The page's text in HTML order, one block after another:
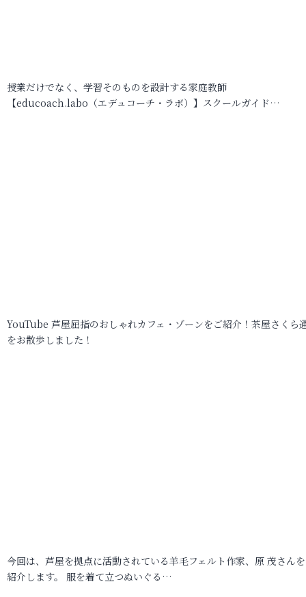
授業だけでなく、学習そのものを設計する家庭教師
【educoach.labo（エデュコーチ・ラボ）】スクールガイド…
YouTube 芦屋屈指のおしゃれカフェ・ゾーンをご紹介！茶屋さくら
をお散歩しました！
今回は、芦屋を拠点に活動されている羊毛フェルト作家、原 茂さん
紹介します。 服を着て立つぬいぐる…